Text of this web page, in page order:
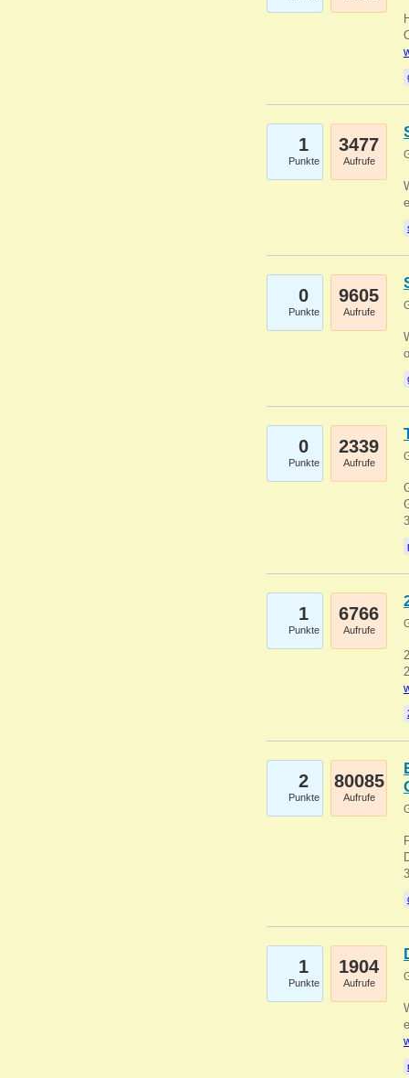
1
Punkte
3477
Aufrufe
0
Punkte
9605
Aufrufe
0
Punkte
2339
Aufrufe
1
Punkte
6766
Aufrufe
2
Punkte
80085
Aufrufe
1
Punkte
1904
Aufrufe